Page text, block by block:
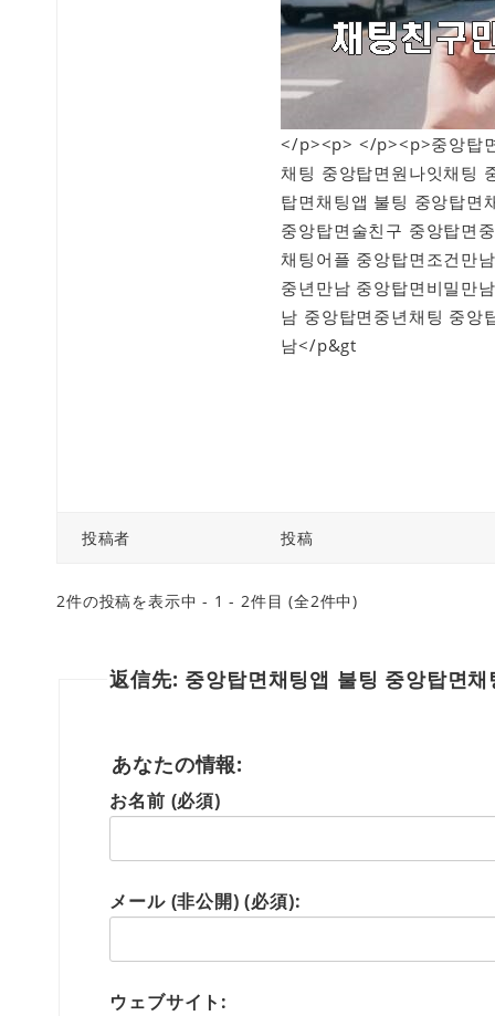
</p><p> </p><p>중앙탑
채팅 중앙탑면원나잇채팅
탑면채팅앱 불팅 중앙탑면
중앙탑면술친구 중앙탑면
채팅어플 중앙탑면조건만
중년만남 중앙탑면비밀만
남 중앙탑면중년채팅 중앙
남</p&gt
投稿者 投稿
2件の投稿を表示中 - 1 - 2件目 (全2件中)
返信先: 중앙탑면채팅앱 불팅 중앙탑면채
あなたの情報:
お名前 (必須)
メール (非公開) (必須):
ウェブサイト: